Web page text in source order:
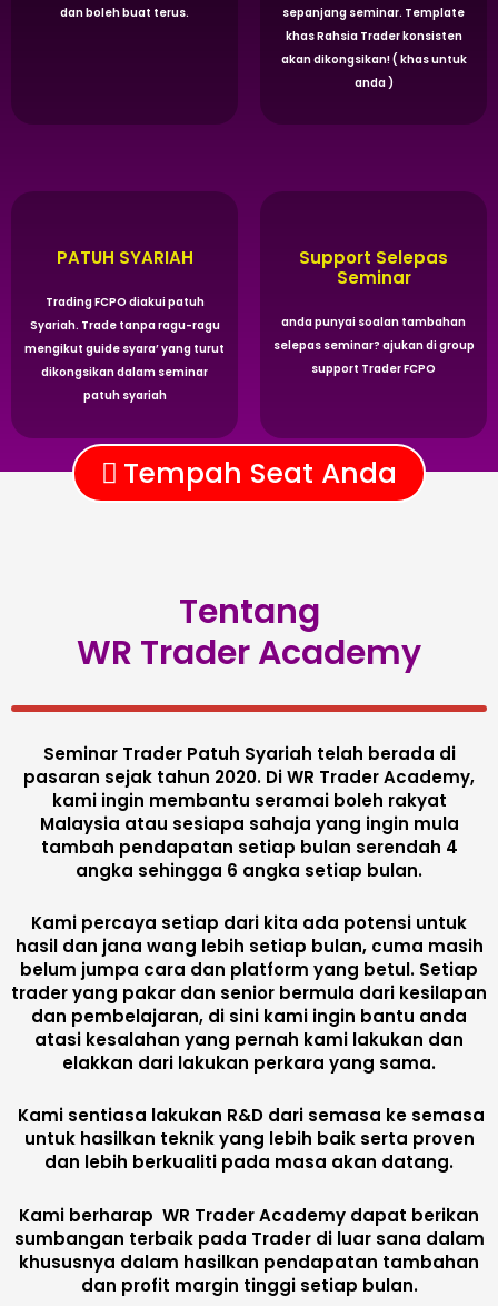
dan boleh buat terus.
sepanjang seminar. Template
khas Rahsia Trader konsisten
akan dikongsikan! ( khas untuk
anda )
PATUH SYARIAH
Trading FCPO diakui patuh
Syariah. Trade tanpa ragu-ragu
mengikut guide syara’ yang turut
dikongsikan dalam seminar
patuh syariah
Support Selepas
Seminar
anda punyai soalan tambahan
selepas seminar? ajukan di group
support Trader FCPO
Tempah Seat Anda
Tentang
WR Trader Academy
Seminar Trader Patuh Syariah telah berada di
pasaran sejak tahun 2020. Di WR Trader Academy,
kami ingin membantu seramai boleh rakyat
Malaysia atau sesiapa sahaja yang ingin mula
tambah pendapatan setiap bulan serendah 4
angka sehingga 6 angka setiap bulan.
Kami percaya setiap dari kita ada potensi untuk
hasil dan jana wang lebih setiap bulan, cuma masih
belum jumpa cara dan platform yang betul. Setiap
trader yang pakar dan senior bermula dari kesilapan
dan pembelajaran, di sini kami ingin bantu anda
atasi kesalahan yang pernah kami lakukan dan
elakkan dari lakukan perkara yang sama.
Kami sentiasa lakukan R&D dari semasa ke semasa
untuk hasilkan teknik yang lebih baik serta proven
dan lebih berkualiti pada masa akan datang.
Kami berharap WR Trader Academy dapat berikan
sumbangan terbaik pada Trader di luar sana dalam
khususnya dalam hasilkan pendapatan tambahan
dan profit margin tinggi setiap bulan.